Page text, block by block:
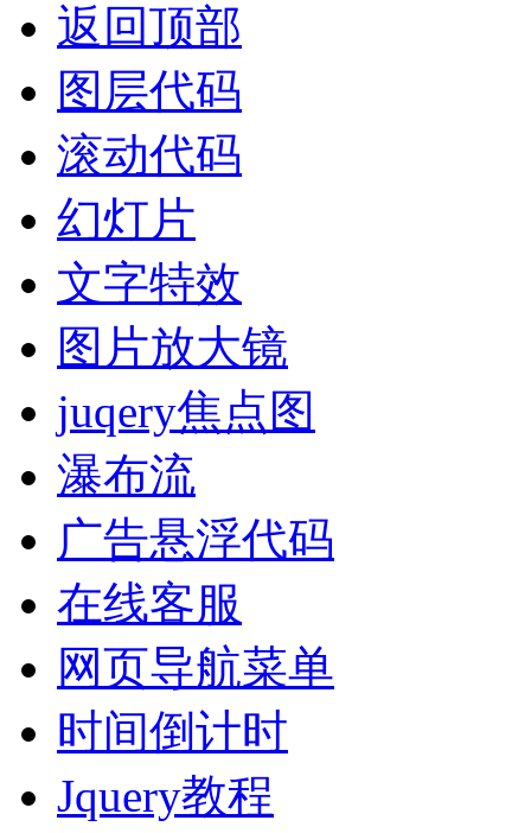
返回顶部
图层代码
滚动代码
幻灯片
文字特效
图片放大镜
juqery焦点图
瀑布流
广告悬浮代码
在线客服
网页导航菜单
时间倒计时
Jquery教程